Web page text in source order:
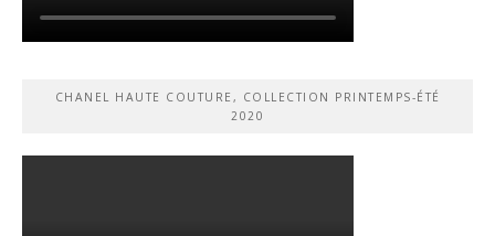
CHANEL HAUTE COUTURE, COLLECTION PRINTEMPS-ÉTÉ
2020